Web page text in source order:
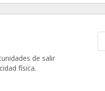
de salir
física.